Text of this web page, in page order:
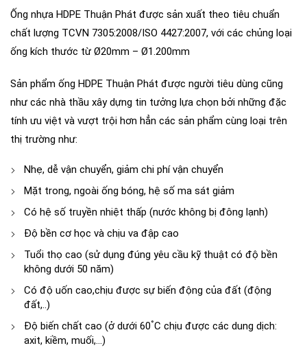
Ống nhựa HDPE Thuận Phát được sản xuất theo tiêu chuẩn
chất lượng TCVN 7305:2008/ISO 4427:2007, với các chủng loại
ống kích thước từ Ø20mm – Ø1.200mm
Sản phẩm ống HDPE Thuận Phát được người tiêu dùng cũng
như các nhà thầu xây dựng tin tưởng lựa chọn bởi những đặc
tính ưu việt và vượt trội hơn hẳn các sản phẩm cùng loại trên
thị trường như:
Nhẹ, dễ vận chuyển, giảm chi phí vận chuyển
Mặt trong, ngoài ống bóng, hệ số ma sát giảm
Có hệ số truyền nhiệt thấp (nước không bị đông lạnh)
Độ bền cơ học và chịu va đập cao
Tuổi thọ cao (sử dụng đúng yêu cầu kỹ thuật có độ bền
không dưới 50 năm)
Có độ uốn cao,chịu được sự biến động của đất (động
đất,..)
Độ biến chất cao (ở dưới 60°C chịu được các dung dịch:
axit, kiềm, muối,…)